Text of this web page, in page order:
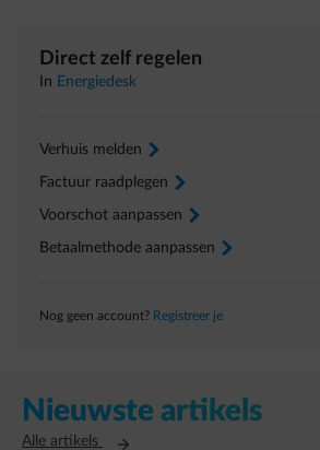
Direct zelf regelen
In Energiedesk
Verhuis melden arrow-right
Factuur raadplegen arrow-right
Voorschot aanpassen arrow-right
Betaalmethode aanpassen arrow-right
Nog geen account? Registreer je
Nieuwste artikels
Alle artikels Opent in een nieuw tabblad